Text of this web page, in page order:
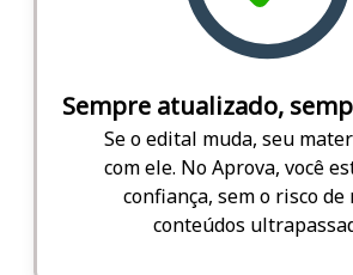
Sempre atualizado,
Se o edital muda, seu
com ele. No Aprova, você
confiança, sem o risco
conteúdos